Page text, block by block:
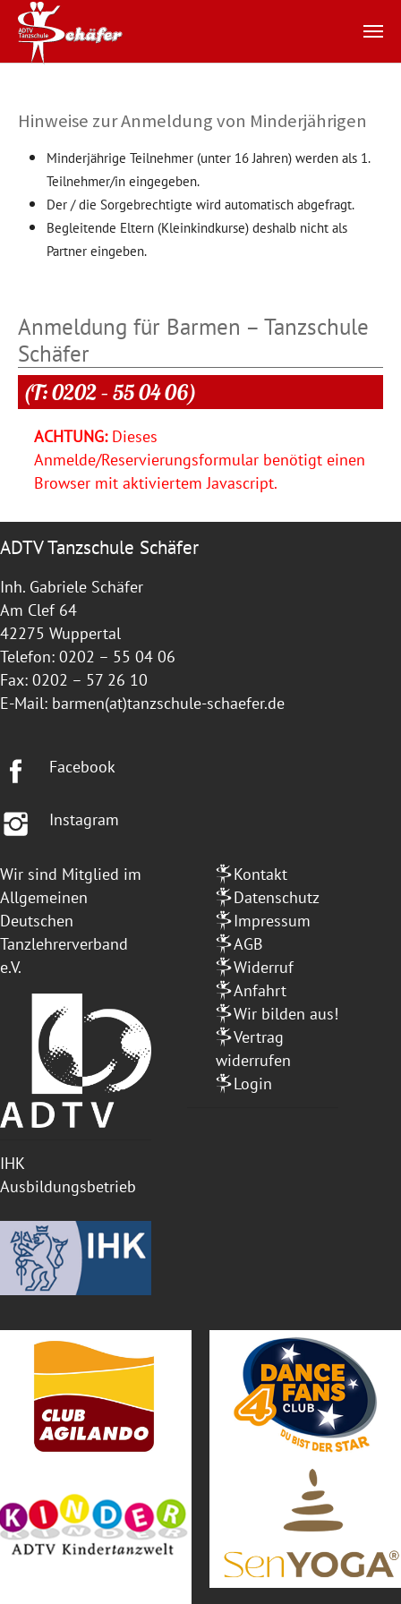
Hinweise zur Anmeldung von Minderjährigen
Minderjährige Teilnehmer (unter 16 Jahren) werden als 1.
Teilnehmer/in eingegeben.
Der / die Sorgebrechtigte wird automatisch abgefragt.
Begleitende Eltern (Kleinkindkurse) deshalb nicht als
Partner eingeben.
Anmeldung für Barmen – Tanzschule
Schäfer
(T: 0202 – 55 04 06)
ACHTUNG:Dieses
Anmelde/Reservierungsformular benötigt einen
Browser mit aktiviertem Javascript.
ADTV Tanzschule Schäfer
Inh. Gabriele Schäfer
Am Clef 64
42275 Wuppertal
Telefon: 0202 – 55 04 06
Fax: 0202 – 57 26 10
E-Mail: barmen(at)tanzschule-schaefer.de
Facebook
Instagram
Wir sind Mitglied im
Allgemeinen
Deutschen
Tanzlehrerverband
e.V.
IHK
Ausbildungsbetrieb
Kontakt
Datenschutz
Impressum
AGB
Widerruf
Anfahrt
Wir bilden aus!
Vertrag
widerrufen
Login